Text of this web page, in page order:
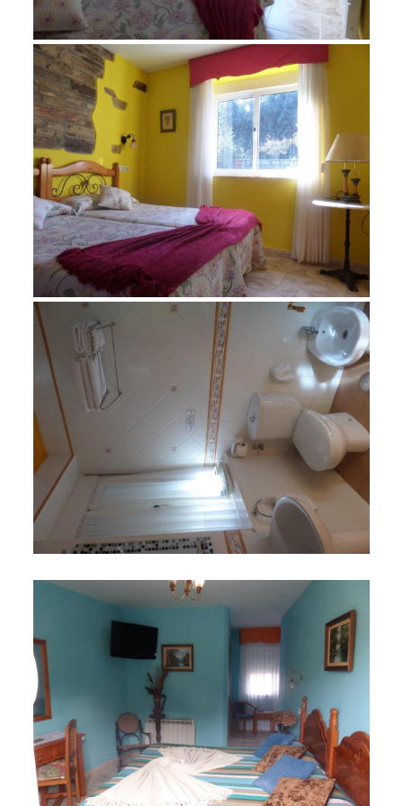
noviembre 23, 2015
SAM_1243
noviembre 23, 2015
SAM_1246
noviembre 23, 2015
SAM_1249
noviembre 23, 2015
SAM_1252